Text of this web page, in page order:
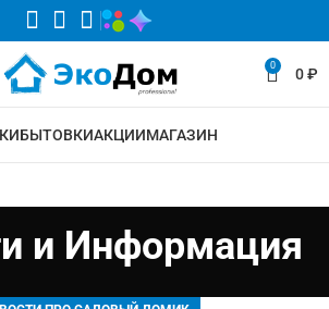
0 0₽
БЫТОВКИАКЦИИМАГАЗИН
и Информация